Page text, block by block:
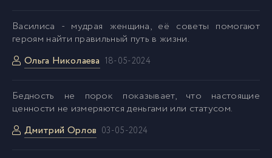
Василиса - мудрая женщина, её советы помогают
героям найти правильный путь в жизни.
Ольга Николаева 18-05-2024
Бедность не порок показывает, что настоящие
ценности не измеряются деньгами или статусом.
Дмитрий Орлов 03-05-2024